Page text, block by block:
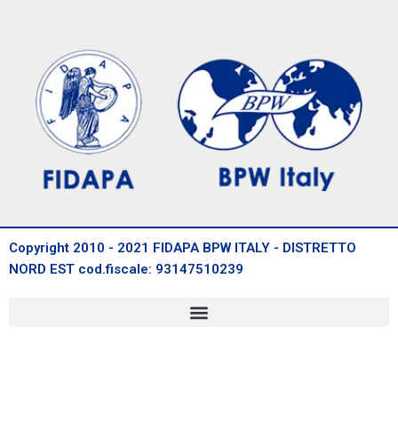
Copyright 2010 - 2021 FIDAPA BPW ITALY - DISTRETTO
NORD EST cod.fiscale: 93147510239